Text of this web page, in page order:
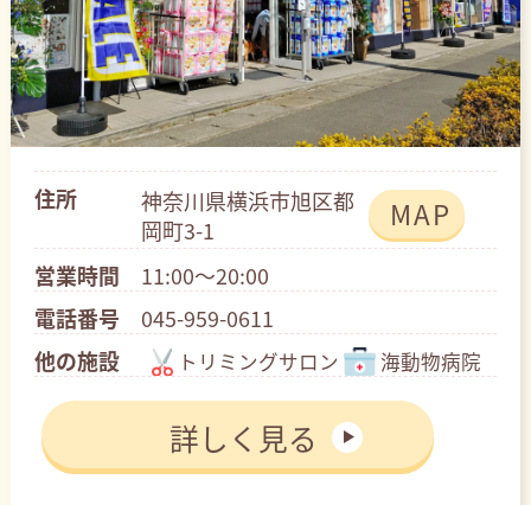
住所
神奈川県横浜市旭区都
岡町3-1
MAP
営業時間
11:00～20:00
電話番号
045-959-0611
他の施設
トリミングサロン 海動物病院
詳しく見る